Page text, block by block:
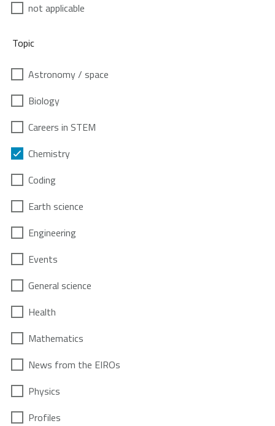
not applicable
Topic
Astronomy / space
Biology
Careers in STEM
Chemistry
Coding
Earth science
Engineering
Events
General science
Health
Mathematics
News from the EIROs
Physics
Profiles